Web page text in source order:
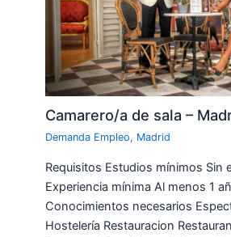
Camarero/a de sala –
Demanda Empleo, Madrid
Requisitos Estudios mínimos Sin
Experiencia mínima Al menos 1
Conocimientos necesarios
Hostelería Restauracion